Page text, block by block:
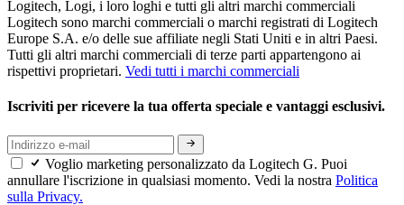
Logitech, Logi, i loro loghi e tutti gli altri marchi commerciali
Logitech sono marchi commerciali o marchi registrati di Logitech
Europe S.A. e/o delle sue affiliate negli Stati Uniti e in altri Paesi.
Tutti gli altri marchi commerciali di terze parti appartengono ai
rispettivi proprietari. Vedi tutti i marchi commerciali
Iscriviti per ricevere la tua offerta speciale e vantaggi esclusivi.
Voglio marketing personalizzato da Logitech G. Puoi
annullare l'iscrizione in qualsiasi momento. Vedi la nostra Politica
sulla Privacy.